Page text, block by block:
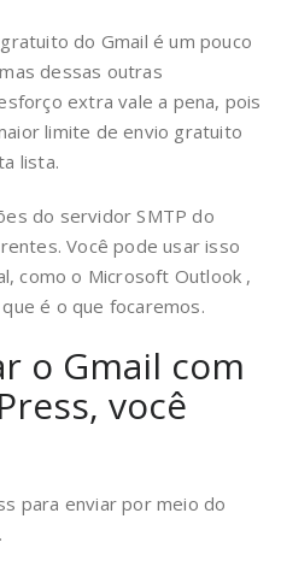
do Gmail é um pouco
dessas outras
extra vale a pena, pois
limite de envio gratuito
lista.
do servidor SMTP do
Você pode usar isso
como o Microsoft Outlook ,
é o que focaremos.
o Gmail com
você
para enviar por meio do